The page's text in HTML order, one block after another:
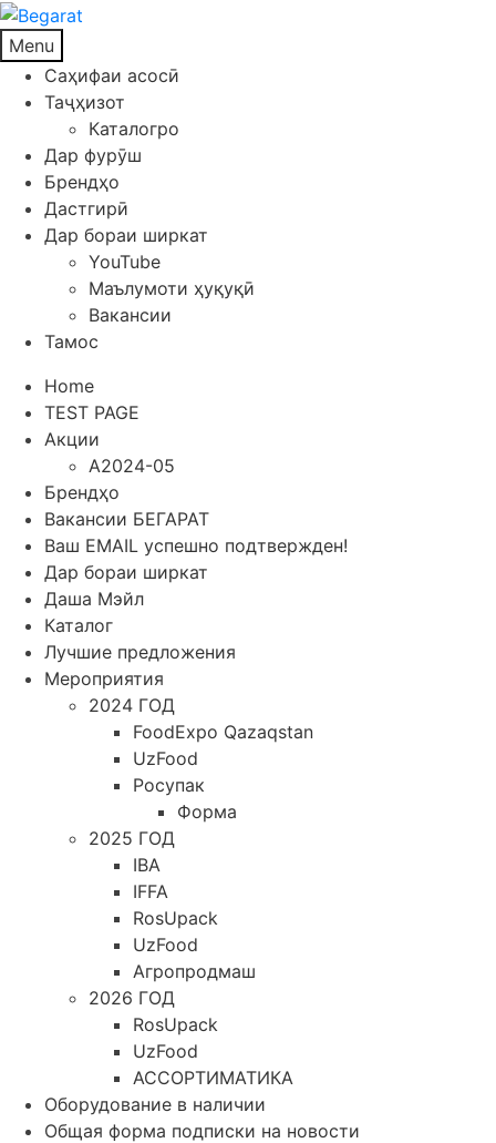
Menu
Саҳифаи асосӣ
Таҷҳизот
Каталогро
Дар фурӯш
Брендҳо
Дастгирӣ
Дар бораи ширкат
YouTube
Маълумоти ҳуқуқӣ
Вакансии
Тамос
Home
TEST PAGE
Акции
A2024-05
Брендҳо
Вакансии БЕГАРАТ
Ваш EMAIL успешно подтвержден!
Дар бораи ширкат
Даша Мэйл
Каталог
Лучшие предложения
Мероприятия
2024 ГОД
FoodExpo Qazaqstan
UzFood
Росупак
Форма
2025 ГОД
IBA
IFFA
RosUpack
UzFood
Агропродмаш
2026 ГОД
RosUpack
UzFood
АССОРТИМАТИКА
Оборудование в наличии
Общая форма подписки на новости